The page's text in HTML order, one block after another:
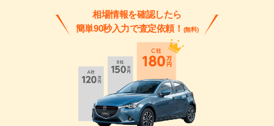
相場情報を確認したら
簡単90秒入力で査定依頼！ (無料)